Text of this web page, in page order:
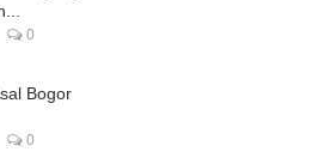
0
Bogor
0